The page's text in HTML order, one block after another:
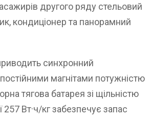
другого ряду стельовий
кондиціонер та панорамний
синхронний
магнітами потужністю
тягова батарея зі щільністю
257 Вт·ч/кг забезпечує запас